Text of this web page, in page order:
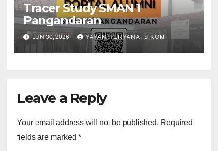
Tracer Study SMAN 1
Pangandaran
JUN 30, 2026 YAYAN HERYANA, S.KOM
Leave a Reply
Your email address will not be published. Required
fields are marked *